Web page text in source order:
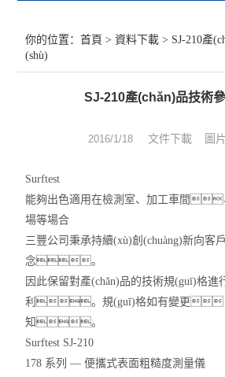
數(shù)顯表
sony
影像測量儀
色差儀
測高儀
電線電纜試驗機
投影儀
你的位置：首頁 >資料下載 > SJ-210產
(shù)
SJ-210產(chǎn)品技術
2016/1/18 文件下載 圖
Surftest
能夠出色適用在檢測室、加工車間
場等場合
三豐公司秉承持續(xù)創(chuàng)新向客
念。
因此保留對產(chǎn)品的技術規(guī)格進
利。規(guī)格如有變更
知。
Surftest SJ-210
178 系列 — 便攜式表面粗糙度測量儀